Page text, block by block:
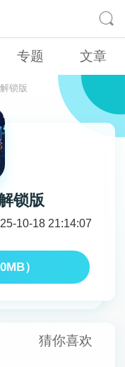
专题 文章
锁版
锁版
10-18 21:14:07
）
猜你喜欢